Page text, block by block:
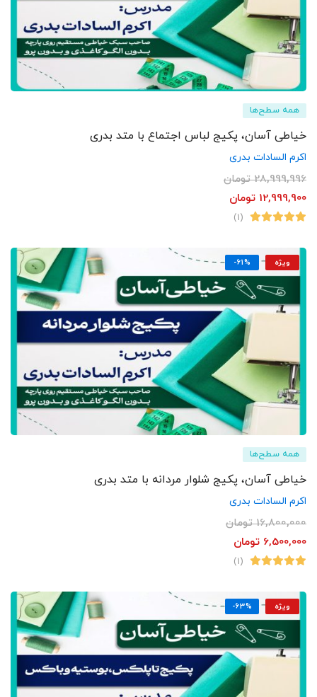
همه سطح‌ها
خیاطی آسان، پکیج لباس اجتماع با متد بدری
اکرم السادات بدری
28,999,996 تومان
12,999,900 تومان
(1)
ویژه -61%
همه سطح‌ها
خیاطی آسان، پکیج شلوار مردانه با متد بدری
اکرم السادات بدری
16,800,000 تومان
6,500,000 تومان
(1)
ویژه -63%